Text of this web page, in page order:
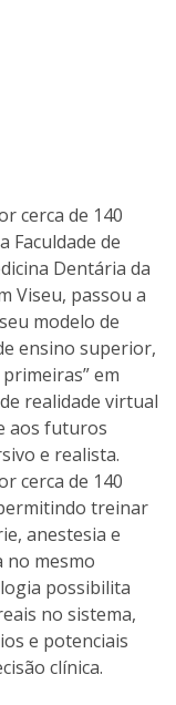
cerca de 140
Faculdade de
Dentária da
Viseu, passou a
modelo de
ensino superior,
em
realidade virtual
aos futuros
e realista.
cerca de 140
treinar
anestesia e
no mesmo
possibilita
no sistema,
e potenciais
clínica.